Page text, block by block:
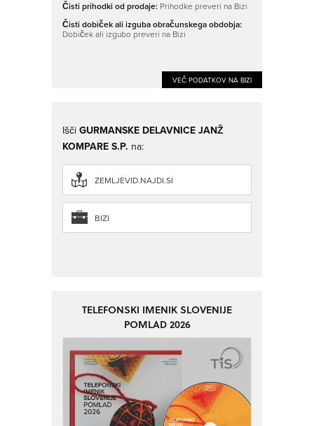
Čisti prihodki od prodaje: Prihodke preveri na Bizi
Čisti dobiček ali izguba obračunskega obdobja:
Dobiček ali izgubo preveri na Bizi
VEČ PODATKOV NA BIZI
Išči GURMANSKE DELAVNICE JANŽ
KOMPARE S.P. na:
ZEMLJEVID.NAJDI.SI
BIZI
TELEFONSKI IMENIK SLOVENIJE
POMLAD 2026